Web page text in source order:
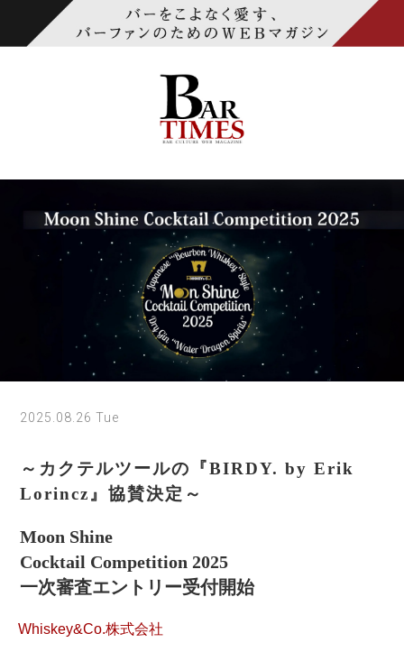
2025.08.26 Tue
～カクテルツールの『BIRDY. by Erik
Lorincz』協賛決定～
Moon Shine
Cocktail Competition 2025
一次審査エントリー受付開始
Whiskey&Co.株式会社